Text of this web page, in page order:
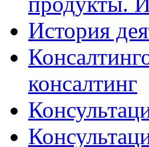
История
консалтинг